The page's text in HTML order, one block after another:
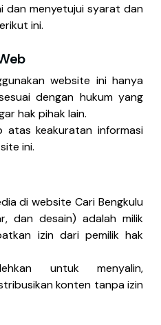
dan menyetujui syarat dan
ini.
website ini hanya
dengan hukum yang
hak pihak lain.
atas keakuratan informasi
ini.
di website Cari Bengkulu
dan desain) adalah milik
izin dari pemilik hak
untuk menyalin,
konten tanpa izin